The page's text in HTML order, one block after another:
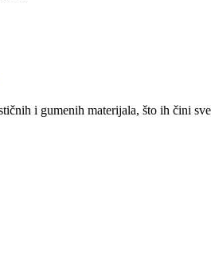
i gumenih materijala, što ih čini